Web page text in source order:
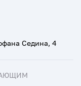
Седина, 4